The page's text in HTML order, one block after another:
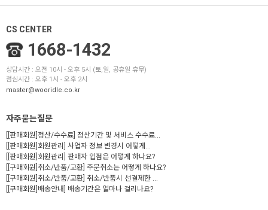
CS CENTER
1668-1432
상담시간 : 오전 10시 - 오후 5시 (토,일, 공휴일 휴무)
점심시간 : 오후 1시 - 오후 2시
master@wooridle.co.kr
자주묻는질문
[[판매회원]정산/수수료] 정산기간 및 서비스 수수료...
[[판매회원]회원관리] 사업자 정보 변경시 어떻게...
[[판매회원]회원관리] 판매자 입점은 어떻게 하나요?
[[구매회원]취소/반품/교환] 주문취소는 어떻게 하나요?
[[구매회원]취소/반품/교환] 취소/반품시 선결제한 ...
[[구매회원]배송안내] 배송기간은 얼마나 걸리나요?